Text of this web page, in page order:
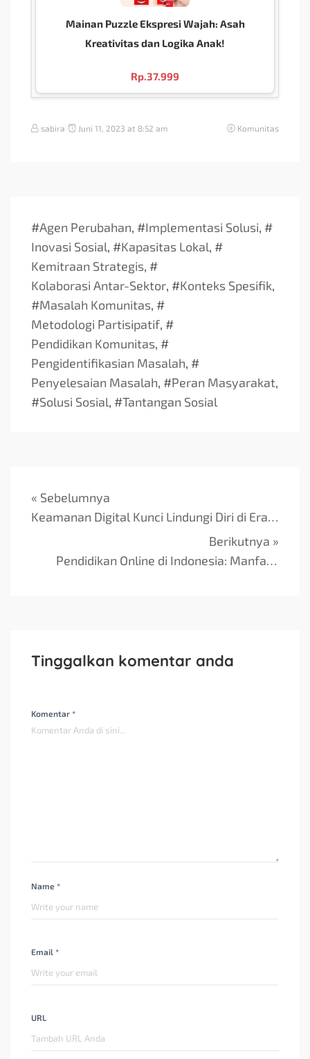
Mainan Puzzle Ekspresi Wajah: Asah
Kreativitas dan Logika Anak!
Rp.37.999
sabira Juni 11, 2023 at 8:52 am Komunitas
#Agen Perubahan, #Implementasi Solusi, #
Inovasi Sosial, #Kapasitas Lokal, #
Kemitraan Strategis, #
Kolaborasi Antar-Sektor, #Konteks Spesifik,
#Masalah Komunitas, #
Metodologi Partisipatif, #
Pendidikan Komunitas, #
Pengidentifikasian Masalah, #
Penyelesaian Masalah, #Peran Masyarakat,
#Solusi Sosial, #Tantangan Sosial
« Sebelumnya
Keamanan Digital Kunci Lindungi Diri di Era Digital
Berikutnya »
Pendidikan Online di Indonesia: Manfaat dan Tantangan
Tinggalkan komentar anda
Komentar *
Name *
Email *
URL